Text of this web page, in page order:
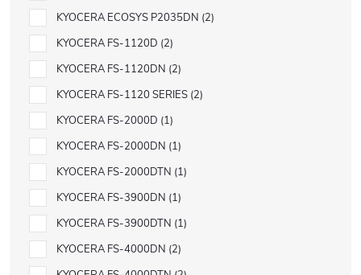
KYOCERA ECOSYS P2035DN 2
KYOCERA FS-1120D 2
KYOCERA FS-1120DN 2
KYOCERA FS-1120 SERIES 2
KYOCERA FS-2000D 1
KYOCERA FS-2000DN 1
KYOCERA FS-2000DTN 1
KYOCERA FS-3900DN 1
KYOCERA FS-3900DTN 1
KYOCERA FS-4000DN 2